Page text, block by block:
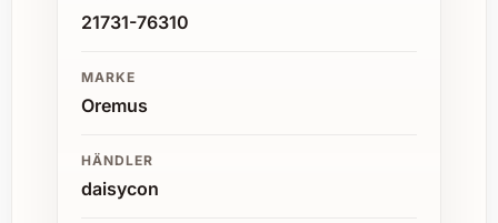
21731-76310
MARKE
Oremus
HÄNDLER
daisycon